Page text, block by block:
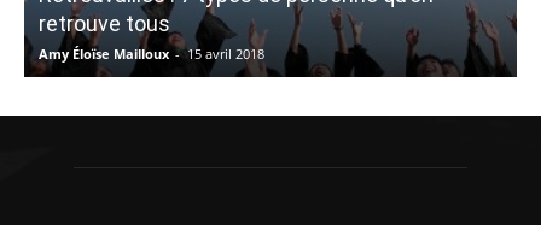
retrouve tous
Amy Éloïse Mailloux - 15 avril 2018